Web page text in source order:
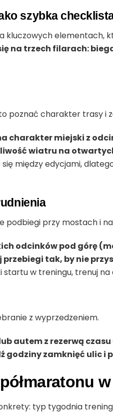
szybka
kluczowych elementach,
na trzech filarach:
poznać charakter trasy i
charakter miejski z
wiatru na
między edycjami,
podbiegi przy mostach i
odcinków pod górę
przebiegi tak, by nie
w treningu, trenuj na
z wyprzedzeniem.
autem z rezerwą
godziny zamknięć ulic
typ tygodnia